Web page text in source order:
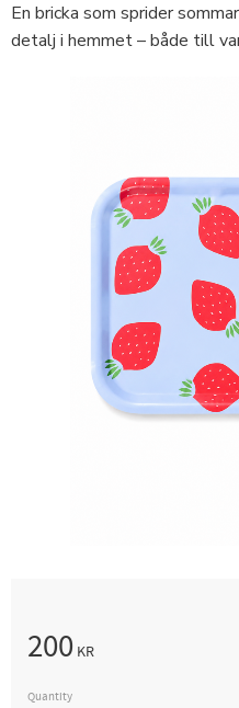
En bricka som sprider
detalj i hemmet – både till
200 KR
Quantity